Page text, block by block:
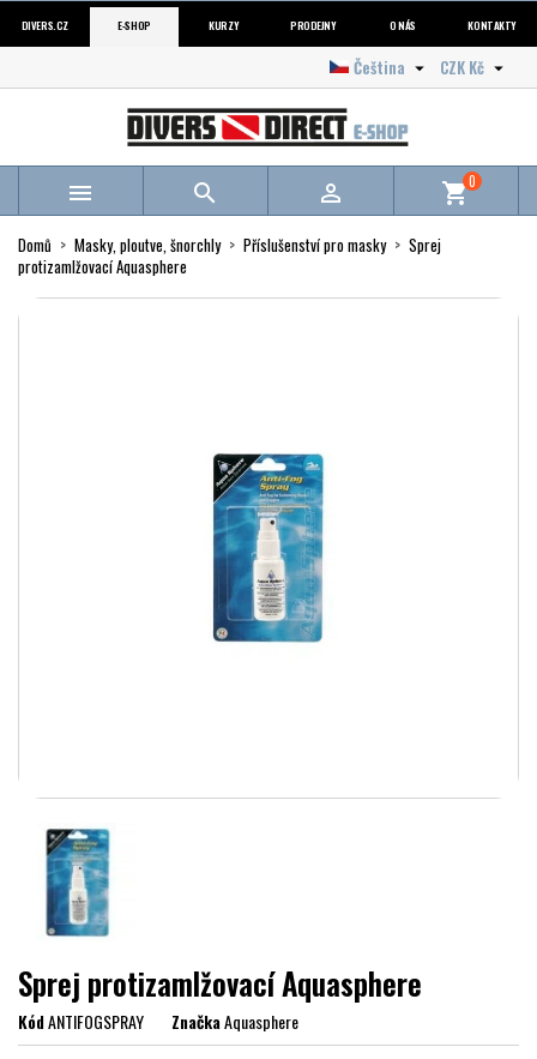
DIVERS.CZ E-SHOP KURZY PRODEJNY O NÁS KONTAKTY
CZK Kč 
Čeština 
   shopping_cart0
Domů Masky, ploutve, šnorchly Příslušenství pro masky
Sprej
protizamlžovací Aquasphere
Sprej protizamlžovací Aquasphere
KódANTIFOGSPRAY ZnačkaAquasphere